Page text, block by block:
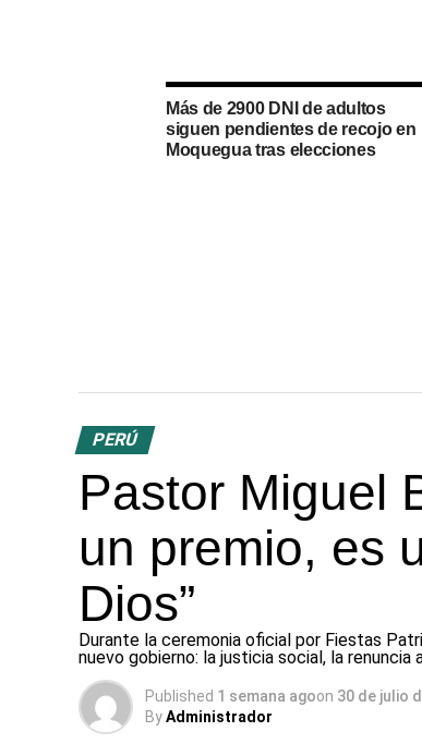
Más de 2900 DNI de adultos
siguen pendientes de recojo en
Moquegua tras elecciones
PERÚ
Pastor Miguel
un premio, es
Dios”
Durante la ceremonia oficial por Fiestas
nuevo gobierno: la justicia social, la
Published 1 semana agoon 30 de julio
ByAdministrador